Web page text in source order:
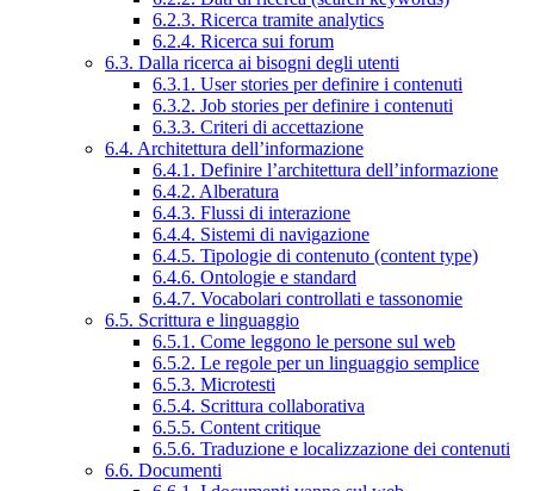
6.2.3. Ricerca tramite analytics
6.2.4. Ricerca sui forum
6.3. Dalla ricerca ai bisogni degli utenti
6.3.1. User stories per definire i contenuti
6.3.2. Job stories per definire i contenuti
6.3.3. Criteri di accettazione
6.4. Architettura dell’informazione
6.4.1. Definire l’architettura dell’informazione
6.4.2. Alberatura
6.4.3. Flussi di interazione
6.4.4. Sistemi di navigazione
6.4.5. Tipologie di contenuto (content type)
6.4.6. Ontologie e standard
6.4.7. Vocabolari controllati e tassonomie
6.5. Scrittura e linguaggio
6.5.1. Come leggono le persone sul web
6.5.2. Le regole per un linguaggio semplice
6.5.3. Microtesti
6.5.4. Scrittura collaborativa
6.5.5. Content critique
6.5.6. Traduzione e localizzazione dei contenuti
6.6. Documenti